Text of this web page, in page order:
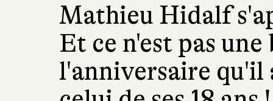
Mathieu Hidalf
Et ce n'est pas
l'anniversaire qu'il